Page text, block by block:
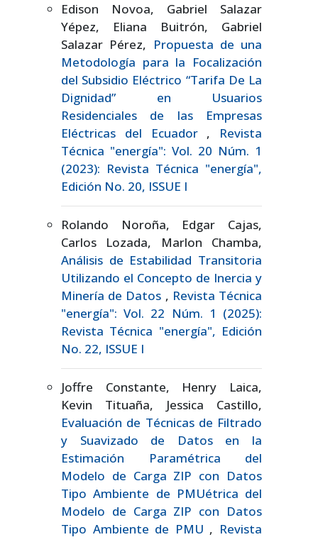
Edison Novoa, Gabriel Salazar
Yépez, Eliana Buitrón, Gabriel
Salazar Pérez, Propuesta de una
Metodología para la Focalización
del Subsidio Eléctrico “Tarifa De La
Dignidad” en Usuarios
Residenciales de las Empresas
Eléctricas del Ecuador , Revista
Técnica "energía": Vol. 20 Núm. 1
(2023): Revista Técnica "energía",
Edición No. 20, ISSUE I
Rolando Noroña, Edgar Cajas,
Carlos Lozada, Marlon Chamba,
Análisis de Estabilidad Transitoria
Utilizando el Concepto de Inercia y
Minería de Datos , Revista Técnica
"energía": Vol. 22 Núm. 1 (2025):
Revista Técnica "energía", Edición
No. 22, ISSUE I
Joffre Constante, Henry Laica,
Kevin Tituaña, Jessica Castillo,
Evaluación de Técnicas de Filtrado
y Suavizado de Datos en la
Estimación Paramétrica del
Modelo de Carga ZIP con Datos
Tipo Ambiente de PMUétrica del
Modelo de Carga ZIP con Datos
Tipo Ambiente de PMU , Revista